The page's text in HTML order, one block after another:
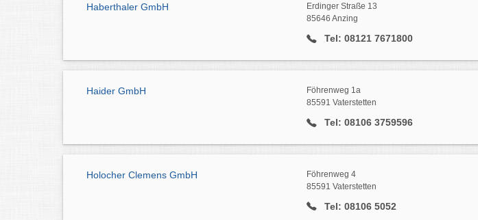
Haberthaler GmbH
Erdinger Straße 13
85646 Anzing
Tel: 08121 7671800
Haider GmbH
Föhrenweg 1a
85591 Vaterstetten
Tel: 08106 3759596
Holocher Clemens GmbH
Föhrenweg 4
85591 Vaterstetten
Tel: 08106 5052